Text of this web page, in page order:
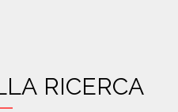
RICERCA